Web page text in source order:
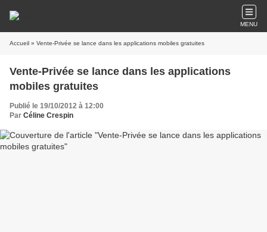
MENU
Accueil » Vente-Privée se lance dans les applications mobiles gratuites
Vente-Privée se lance dans les applications
mobiles gratuites
Publié le 19/10/2012 à 12:00
Par Céline Crespin